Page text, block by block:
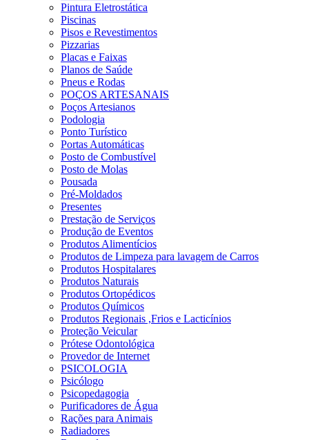
Pintura Eletrostática
Piscinas
Pisos e Revestimentos
Pizzarias
Placas e Faixas
Planos de Saúde
Pneus e Rodas
POÇOS ARTESANAIS
Poços Artesianos
Podologia
Ponto Turístico
Portas Automáticas
Posto de Combustível
Posto de Molas
Pousada
Pré-Moldados
Presentes
Prestação de Serviços
Produção de Eventos
Produtos Alimentícios
Produtos de Limpeza para lavagem de Carros
Produtos Hospitalares
Produtos Naturais
Produtos Ortopédicos
Produtos Químicos
Produtos Regionais ,Frios e Lacticínios
Proteção Veicular
Prótese Odontológica
Provedor de Internet
PSICOLOGIA
Psicólogo
Psicopedagogia
Purificadores de Água
Rações para Animais
Radiadores